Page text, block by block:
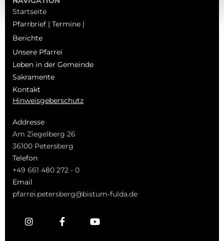
Startseite
Pfarrbrief | Termine |
Berichte
Unsere Pfarrei
Leben in der Gemeinde
Sakramente
Kontakt
Hinweisgeberschutz
Addresse
Am Ziegelberg 26
36100 Petersberg
Telefon
+49 661 480 272 - 0
Email
pfarrei.petersberg@bistum-fulda.de